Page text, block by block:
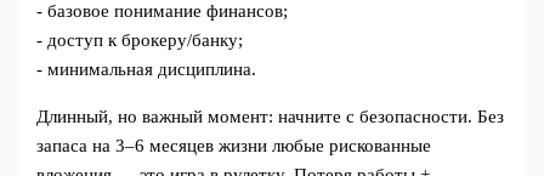
- базовое понимание финансов;
- доступ к брокеру/банку;
- минимальная дисциплина.
Длинный, но важный момент: начните с безопасности. Без
запаса на 3–6 месяцев жизни любые рискованные